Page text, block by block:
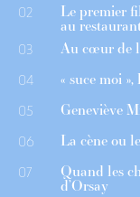
02 Le premier
au restaurant
03 Au cœur de
04 « suce moi
05 Geneviève
06 La cène ou
07 Quand les
d’Orsay